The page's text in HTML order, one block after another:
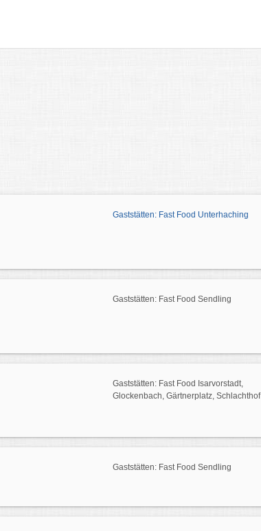
Gaststätten: Fast Food Unterhaching
Gaststätten: Fast Food Sendling
Gaststätten: Fast Food Isarvorstadt,
Glockenbach, Gärtnerplatz, Schlachthof
Gaststätten: Fast Food Sendling